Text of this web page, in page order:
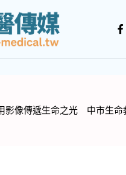
影像傳遞生命之光 中市生命